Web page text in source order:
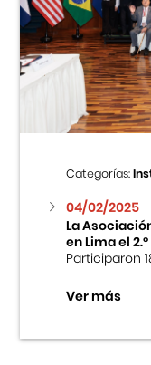
Categorías:
04/02/2025
La
en Lima el
Participaron
Ver más